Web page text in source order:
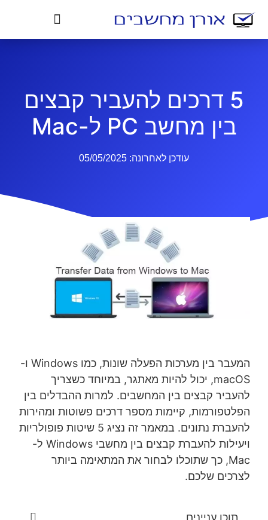
5 דרכים להעביר קבצים
בין מחשב PC ל-Mac
עודכן לאחרונה: 05/05/2025
המעבר בין מערכות הפעלה שונות, כמו Windows ו-
macOS, יכול להיות מאתגר, במיוחד כשצריך
להעביר קבצים בין המחשבים. למרות ההבדלים בין
הפלטפורמות, קיימות מספר דרכים פשוטות ומהירות
להעברת נתונים. במאמר זה נציג 5 שיטות פופולריות
ויעילות להעברת קבצים בין מחשבי Windows ל-
Mac, כך שתוכלו לבחור את המתאימה ביותר
לצרכים שלכם.
תוכן עניינים